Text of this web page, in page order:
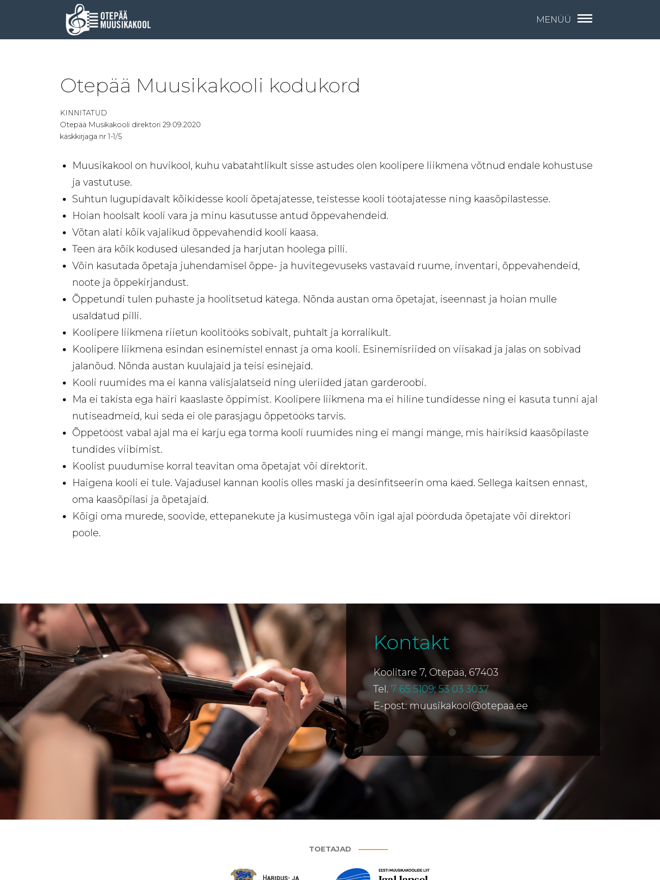
Otepää Muusikakooli kodukord
KINNITATUD
Otepää Musikakooli direktori 29.09.2020
käskkirjaga nr 1-1/5
Muusikakool on huvikool, kuhu vabatahtlikult sisse astudes olen koolipere liikmena võtnud endale kohustuse
ja vastutuse.
Suhtun lugupidavalt kõikidesse kooli õpetajatesse, teistesse kooli töötajatesse ning kaasõpilastesse.
Hoian hoolsalt kooli vara ja minu käsutusse antud õppevahendeid.
Võtan alati kõik vajalikud õppevahendid kooli kaasa.
Teen ära kõik kodused ülesanded ja harjutan hoolega pilli.
Võin kasutada õpetaja juhendamisel õppe- ja huvitegevuseks vastavaid ruume, inventari, õppevahendeid,
noote ja õppekirjandust.
Õppetundi tulen puhaste ja hoolitsetud kätega. Nõnda austan oma õpetajat, iseennast ja hoian mulle
usaldatud pilli.
Koolipere liikmena riietun koolitööks sobivalt, puhtalt ja korralikult.
Koolipere liikmena esindan esinemistel ennast ja oma kooli. Esinemisriided on viisakad ja jalas on sobivad
jalanõud. Nõnda austan kuulajaid ja teisi esinejaid.
Kooli ruumides ma ei kanna välisjalatseid ning üleriided jätan garderoobi.
Ma ei takista ega häiri kaaslaste õppimist. Koolipere liikmena ma ei hiline tundidesse ning ei kasuta tunni ajal
nutiseadmeid, kui seda ei ole parasjagu õppetööks tarvis.
Õppetööst vabal ajal ma ei karju ega torma kooli ruumides ning ei mängi mänge, mis häiriksid kaasõpilaste
tundides viibimist.
Koolist puudumise korral teavitan oma õpetajat või direktorit.
Haigena kooli ei tule. Vajadusel kannan koolis olles maski ja desinfitseerin oma käed. Sellega kaitsen ennast,
oma kaasõpilasi ja õpetajaid.
Kõigi oma murede, soovide, ettepanekute ja küsimustega võin igal ajal pöörduda õpetajate või direktori
poole.
Kontakt
Koolitare 7, Otepää, 67403
Tel. 7 65 5109; 53 03 3037
E-post: muusikakool@otepaa.ee
TOETAJAD
MENÜÜ